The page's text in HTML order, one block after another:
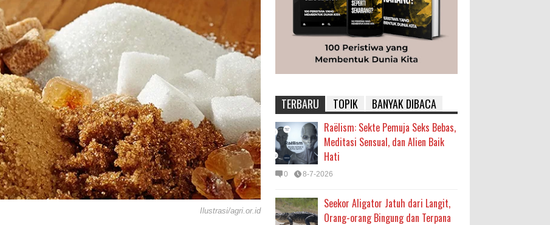
Ilustrasi/agri.or.id
TERBARU TOPIK BANYAK DIBACA
Raëlism: Sekte Pemuja Seks Bebas,
Meditasi Sensual, dan Alien Baik
Hati
0 8-7-2026
Seekor Aligator Jatuh dari Langit,
Orang-orang Bingung dan Terpana